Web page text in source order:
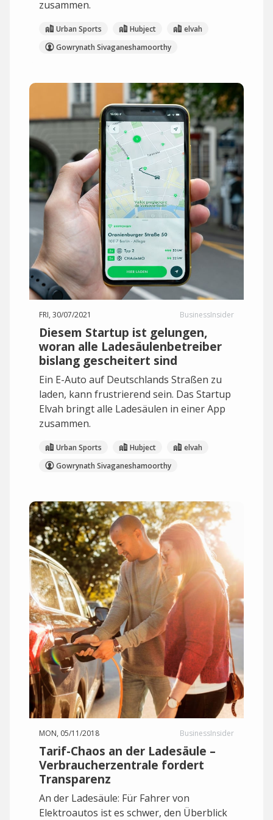
zusammen.
Urban Sports Hubject
elvah
Gowrynath Sivaganeshamoorthy
FRI, 30/07/2021 BusinessInsider
Diesem Startup ist gelungen,
woran alle Ladesäulenbetreiber
bislang gescheitert sind
Ein E-Auto auf Deutschlands Straßen zu
laden, kann frustrierend sein. Das Startup
Elvah bringt alle Ladesäulen in einer App
zusammen.
Urban Sports Hubject
elvah
Gowrynath Sivaganeshamoorthy
MON, 05/11/2018 BusinessInsider
Tarif-Chaos an der Ladesäule –
Verbraucherzentrale fordert
Transparenz
An der Ladesäule: Für Fahrer von
Elektroautos ist es schwer, den Überblick